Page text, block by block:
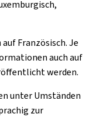
Französisch. Je
auch auf
werden.
unter Umständen
zur